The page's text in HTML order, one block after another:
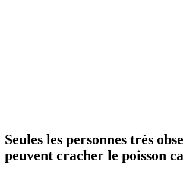
Seules les personnes très
peuvent cracher le poisson